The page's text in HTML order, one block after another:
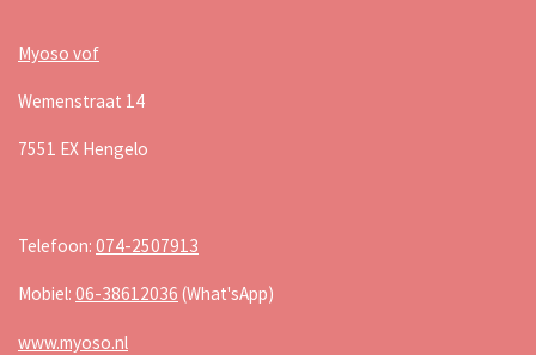
Myoso vof
Wemenstraat 14
7551 EX Hengelo
Telefoon: 074-2507913
Mobiel: 06-38612036 (What'sApp)
www.myoso.nl